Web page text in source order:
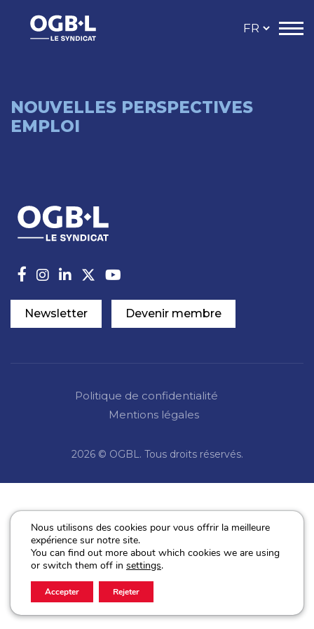
NOUVELLES PERSPECTIVES
EMPLOI
Newsletter Devenir membre
Politique de confidentialité
Mentions légales
2026 © OGBL. Tous droits réservés.
Nous utilisons des cookies pour vous offrir la meilleure
expérience sur notre site.
You can find out more about which cookies we are using
or switch them off in settings.
Accepter Rejeter